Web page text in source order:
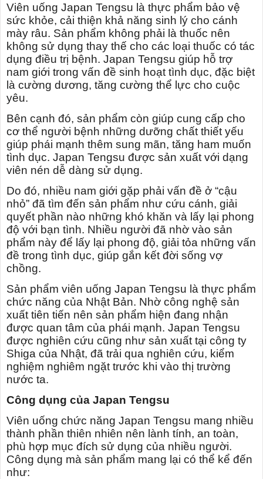
Viên uống Japan Tengsu là thực phẩm bảo vệ
sức khỏe, cải thiện khả năng sinh lý cho cánh
mày râu. Sản phẩm không phải là thuốc nên
không sử dụng thay thế cho các loại thuốc có tác
dụng điều trị bệnh. Japan Tengsu giúp hỗ trợ
nam giới trong vấn đề sinh hoạt tình dục, đặc biệt
là cường dương, tăng cường thể lực cho cuộc
yêu.
Bên cạnh đó, sản phẩm còn giúp cung cấp cho
cơ thể người bệnh những dưỡng chất thiết yếu
giúp phái mạnh thêm sung mãn, tăng ham muốn
tình dục. Japan Tengsu được sản xuất với dạng
viên nén dễ dàng sử dụng.
Do đó, nhiều nam giới gặp phải vấn đề ở “cậu
nhỏ” đã tìm đến sản phẩm như cứu cánh, giải
quyết phần nào những khó khăn và lấy lại phong
độ với bạn tình. Nhiều người đã nhờ vào sản
phẩm này để lấy lại phong độ, giải tỏa những vấn
đề trong tình dục, giúp gắn kết đời sống vợ
chồng.
Sản phẩm viên uống Japan Tengsu là thực phẩm
chức năng của Nhật Bản. Nhờ công nghệ sản
xuất tiên tiến nên sản phẩm hiện đang nhận
được quan tâm của phái mạnh. Japan Tengsu
được nghiên cứu cũng như sản xuất tại công ty
Shiga của Nhật, đã trải qua nghiên cứu, kiểm
nghiệm nghiêm ngặt trước khi vào thị trường
nước ta.
Công dụng của Japan Tengsu
Viên uống chức năng Japan Tengsu mang nhiều
thành phần thiên nhiên nên lành tính, an toàn,
phù hợp mục đích sử dụng của nhiều người.
Công dụng mà sản phẩm mang lại có thể kể đến
như: